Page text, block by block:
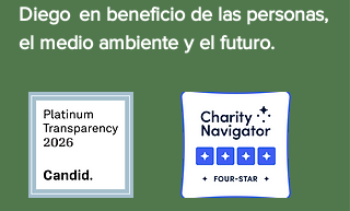
Diego en beneficio de las personas,
el medio ambiente y el futuro.